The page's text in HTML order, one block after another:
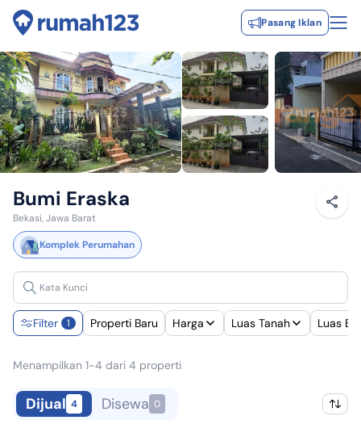
Pasang Iklan
Bumi Eraska
Bekasi, Jawa Barat
Komplek Perumahan
Filter 1 Properti Baru Harga Luas Tanah Luas
Menampilkan 1-4 dari 4 properti
Dijual 4 Disewa 0